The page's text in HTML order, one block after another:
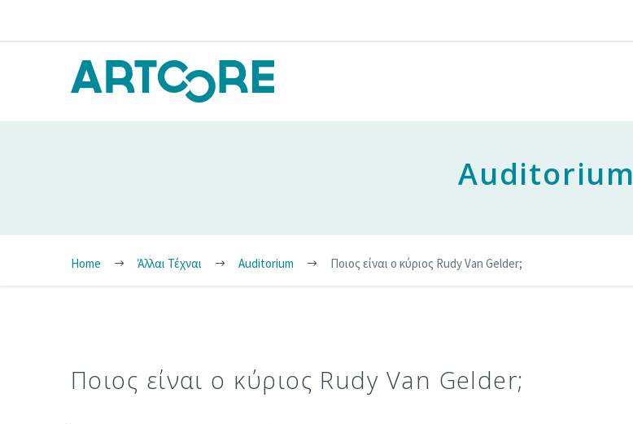
Auditorium
Home Άλλαι Τέχναι Auditorium Ποιος είναι ο κύριος Rudy Van Gelder;
Ποιος είναι ο κύριος Rudy Van Gelder;